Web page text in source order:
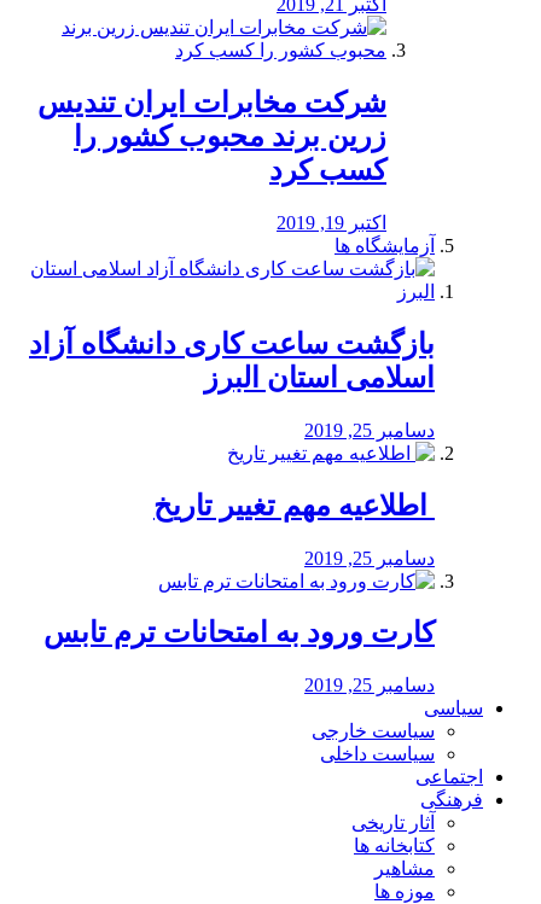
اکتبر 21, 2019
شرکت مخابرات ایران تندیس
زرین برند محبوب کشور را
کسب کرد
اکتبر 19, 2019
آزمایشگاه ها
بازگشت ساعت کاری دانشگاه آزاد
اسلامی استان البرز
دسامبر 25, 2019
️ اطلاعیه مهم تغییر تاریخ
دسامبر 25, 2019
کارت ورود به امتحانات ترم تابس
دسامبر 25, 2019
سیاسی
سیاست خارجی
سیاست داخلی
اجتماعی
فرهنگی
آثار تاریخی
کتابخانه ها
مشاهیر
موزه ها